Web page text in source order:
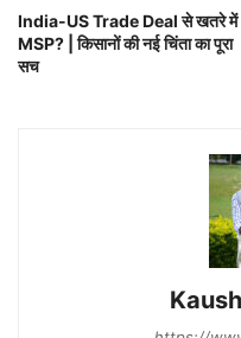
India-US Trade Deal से खतरे में
MSP? | किसानों की नई चिंता का पूरा
सच